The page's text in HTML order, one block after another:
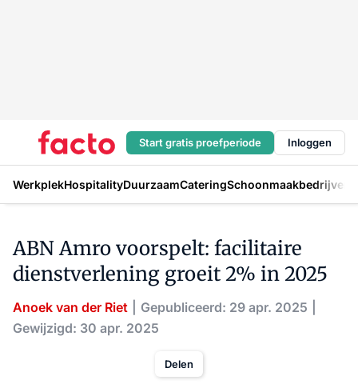
Start gratis proefperiode Inloggen
WerkplekHospitalityDuurzaamCateringSchoonmaakbedrijven
ABN Amro voorspelt: facilitaire
dienstverlening groeit 2% in 2025
Anoek van der Riet
Gepubliceerd: 29 apr. 2025
Gewijzigd: 30 apr. 2025
Delen